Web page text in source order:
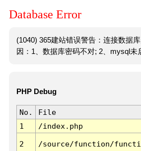
Database Error
(1040) 365建站错误警告：连接数据
因：1、数据库密码不对; 2、mysql未
PHP Debug
No. File
1
/index.php
2 /source/function/